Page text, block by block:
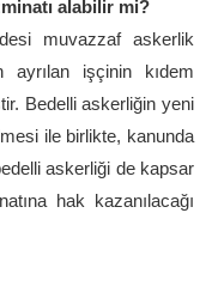
alabilir mi?
muvazzaf askerlik
işçinin kıdem
Bedelli askerliğin yeni
ile birlikte, kanunda
askerliği de kapsar
hak kazanılacağı